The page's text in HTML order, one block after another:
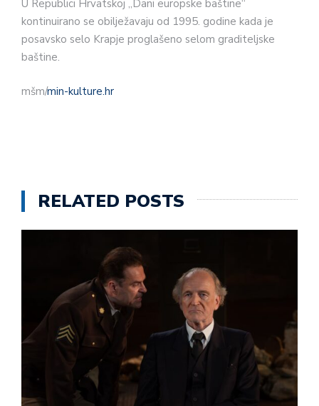
U Republici Hrvatskoj „Dani europske baštine“
kontinuirano se obilježavaju od 1995. godine kada je
posavsko selo Krapje proglašeno selom graditeljske
baštine.
mšm/min-kulture.hr
RELATED POSTS